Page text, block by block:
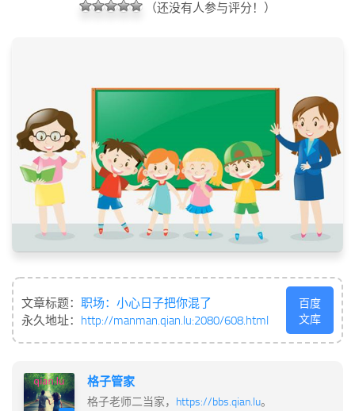
（还没有人参与评分！）
文章标题： 职场：小心日子把你混了
永久地址： http://manman.qian.lu:2080/608.html
百度
文库
格子管家
格子老师二当家， https://bbs.qian.lu。